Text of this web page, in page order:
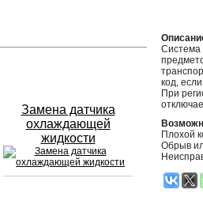
Замена датчика
охлаждающей
жидкости
Система
код,
При
Плохой
Обрыв